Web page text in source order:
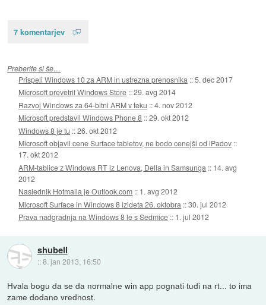
7 komentarjev
Preberite si še…
Prispeli Windows 10 za ARM in ustrezna prenosnika ::5. dec 2017
Microsoft prevetril Windows Store ::29. avg 2014
Razvoj Windows za 64-bitni ARM v teku ::4. nov 2012
Microsoft predstavil Windows Phone 8 ::29. okt 2012
Windows 8 je tu ::26. okt 2012
Microsoft objavil cene Surface tabletov, ne bodo cenejši od iPadov ::
17. okt 2012
ARM-tablice z Windows RT iz Lenova, Della in Samsunga :: 14. avg
2012
Naslednik Hotmaila je Outlook.com :: 1. avg 2012
Microsoft Surface in Windows 8 izideta 26. oktobra ::30. jul 2012
Prava nadgradnja na Windows 8 le s Sedmice :: 1. jul 2012
shubell
::8. jan 2013, 16:50
Hvala bogu da se da normalne win app pognati tudi na rt... to ima
zame dodano vrednost.